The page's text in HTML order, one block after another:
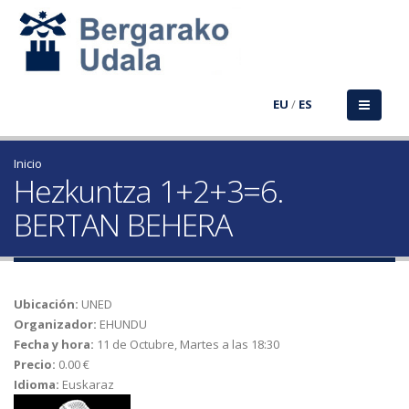
EU / ES
Inicio
Hezkuntza 1+2+3=6.
BERTAN BEHERA
Ubicación: UNED
Organizador: EHUNDU
Fecha y hora: 11 de Octubre, Martes a las 18:30
Precio: 0.00 €
Idioma: Euskaraz